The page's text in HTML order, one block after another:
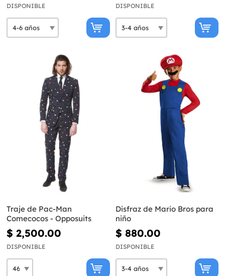
DISPONIBLE DISPONIBLE
Traje de Pac-Man
Comecocos - Opposuits
$ 2,500.00
DISPONIBLE
Disfraz de Mario Bros para
niño
$ 880.00
DISPONIBLE